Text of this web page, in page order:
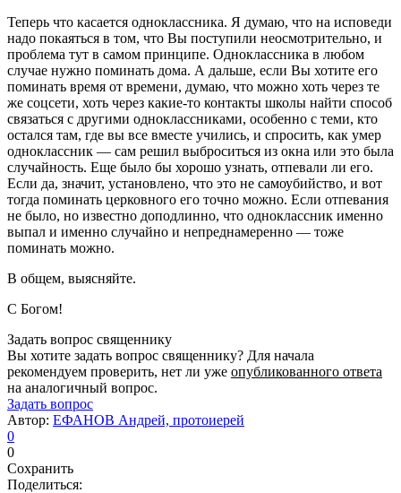
Теперь что касается одноклассника. Я думаю, что на исповеди
надо покаяться в том, что Вы поступили неосмотрительно, и
проблема тут в самом принципе. Одноклассника в любом
случае нужно поминать дома. А дальше, если Вы хотите его
поминать время от времени, думаю, что можно хоть через те
же соцсети, хоть через какие-то контакты школы найти способ
связаться с другими одноклассниками, особенно с теми, кто
остался там, где вы все вместе учились, и спросить, как умер
одноклассник — сам решил выброситься из окна или это была
случайность. Еще было бы хорошо узнать, отпевали ли его.
Если да, значит, установлено, что это не самоубийство, и вот
тогда поминать церковного его точно можно. Если отпевания
не было, но известно доподлинно, что одноклассник именно
выпал и именно случайно и непреднамеренно — тоже
поминать можно.
В общем, выясняйте.
С Богом!
Задать вопрос священнику
Вы хотите задать вопрос священнику? Для начала
рекомендуем проверить, нет ли уже опубликованного ответа
на аналогичный вопрос.
Задать вопрос
Автор: ЕФАНОВ Андрей, протоиерей
0
0
Сохранить
Поделиться: